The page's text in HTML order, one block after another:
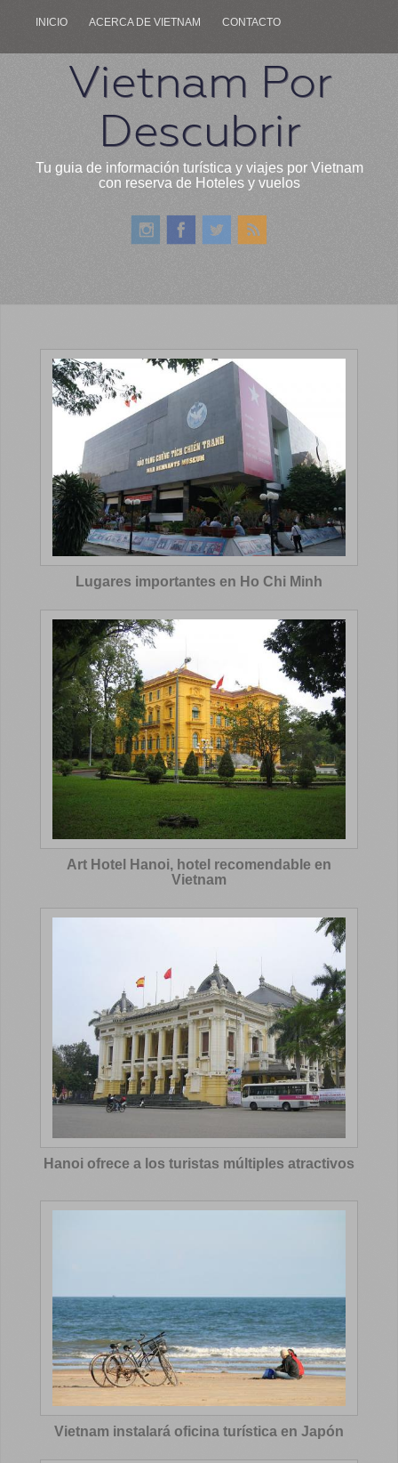
INICIO ACERCA DE VIETNAM CONTACTO
Vietnam Por
Descubrir
Tu guia de información turística y viajes por Vietnam
con reserva de Hoteles y vuelos
Lugares importantes en Ho Chi Minh
Art Hotel Hanoi, hotel recomendable en
Vietnam
Hanoi ofrece a los turistas múltiples atractivos
Vietnam instalará oficina turística en Japón